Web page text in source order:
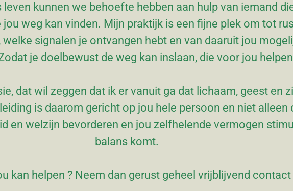
kunnen we behoefte hebben aan hulp van iemand
weg kan vinden. Mijn praktijk is een fijne plek om tot
signalen je ontvangen hebt en van daaruit jou
je doelbewust de weg kan inslaan, die voor jou
dat wil zeggen dat ik er vanuit ga dat lichaam, geest en
is daarom gericht op jou hele persoon en niet alleen
en welzijn bevorderen en jou zelfhelende vermogen
balans komt.
kan helpen ? Neem dan gerust geheel vrijblijvend